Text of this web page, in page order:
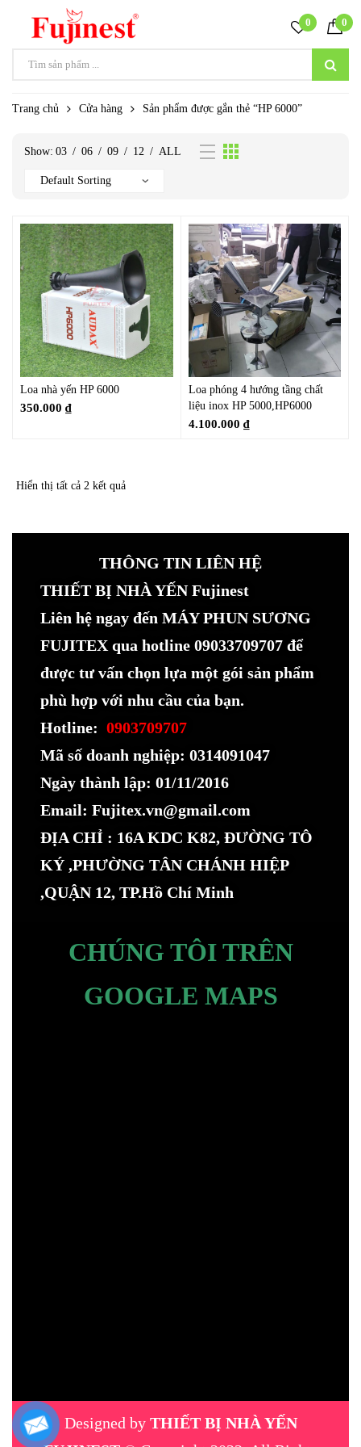
0 0
Trang chủ Cửa hàng Sản phẩm được gắn thẻ “HP 6000”
Show: 03 / 06 / 09 / 12 / ALL
Loa nhà yến HP 6000
350.000 ₫
Loa phóng 4 hướng tầng chất
liệu inox HP 5000,HP6000
4.100.000 ₫
Hiển thị tất cả 2 kết quả
THÔNG TIN LIÊN HỆ
THIẾT BỊ NHÀ YẾN Fujinest
Liên hệ ngay đến MÁY PHUN SƯƠNG
FUJITEX qua hotline 09033709707 để
được tư vấn chọn lựa một gói sản phẩm
phù hợp với nhu cầu của bạn.
Hotline: 0903709707
Mã số doanh nghiệp: 0314091047
Ngày thành lập: 01/11/2016
Email: Fujitex.vn@gmail.com
ĐỊA CHỈ : 16A KDC K82, ĐƯỜNG TÔ
KÝ ,PHƯỜNG TÂN CHÁNH HIỆP
,QUẬN 12, TP.Hồ Chí Minh
CHÚNG TÔI TRÊN
GOOGLE MAPS
Designed by THIẾT BỊ NHÀ YẾN